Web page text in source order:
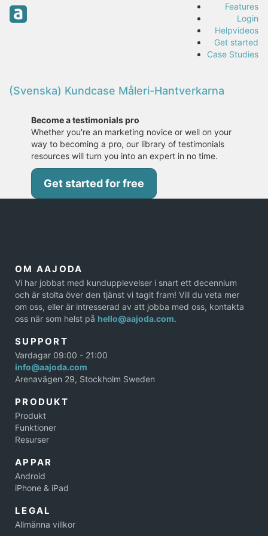
Features
Login
Helpvideos
Get started
Case Studies
(Svenska) Kundcase Måleri-Hantverkarna
Become a testimonials pro
Whether you're an marketing novice or well on your
way to becoming a pro, our library of testimonials
resources will turn you into an expert in no time.
Get started for free
OM AAJODA
Vi har jobbat med kundupplevelser i snart ett decennium
och är stolta över den tjänst vi tagit fram! Vill du veta mer
om oss, eller är intresserad av att jobba med oss, kontakta
oss när som helst på hello@aajoda.com.
SUPPORT
Vardagar 09:00 - 21:00
info@aajoda.com
Arenavägen 29, Stockholm Sweden
PRODUKT
Produkt
Funktioner
Resurser
APPAR
Android
iPhone & iPad
LEGAL
Allmänna villkor